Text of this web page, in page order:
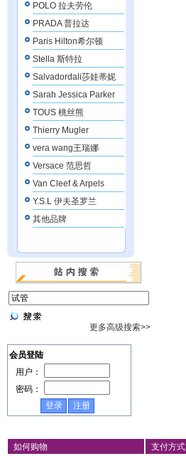
POLO 拉夫劳伦
PRADA 普拉达
Paris Hilton希尔顿
Stella 斯特拉
Salvadordali莎娃蒂妮
Sarah Jessica Parker
TOUS 桃丝熊
Thierry Mugler
vera wang王瑞娜
Versace 范思哲
Van Cleef & Arpels
Y.S.L 伊夫圣罗兰
其他品牌
更多高级搜索>>
会员登陆
用户：
密码：
如何购物
支付方式